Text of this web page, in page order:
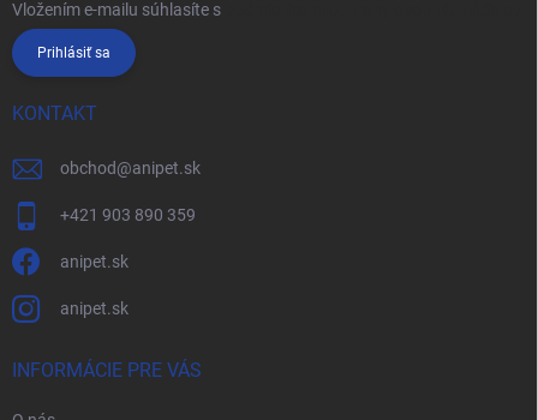
Vložením e-mailu súhlasíte s
Prihlásiť sa
KONTAKT
obchod@anipet.sk
+421 903 890 359
anipet.sk
anipet.sk
INFORMÁCIE PRE VÁS